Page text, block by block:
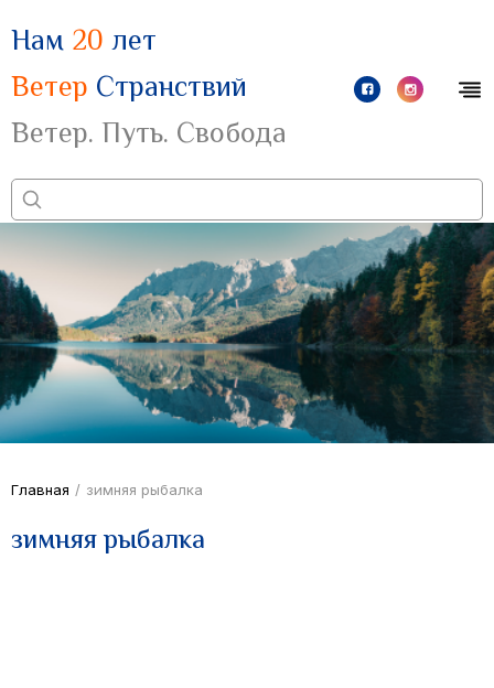
Нам 20 лет
Ветер Странствий
Ветер. Путь. Свобода
Главная / зимняя рыбалка
зимняя рыбалка